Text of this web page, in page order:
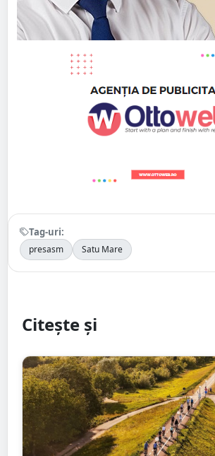
Tag-uri:
presasm Satu Mare
Citește și